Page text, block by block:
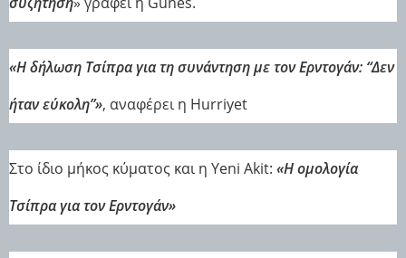
«Η δήλωση Τσίπρα για τη συνάντηση με τον Ερντογάν: “Δεν
ήταν εύκολη”», αναφέρει η Hurriyet
Στο ίδιο μήκος κύματος και η Yeni Akit: «H ομολογία
Τσίπρα για τον Ερντογάν»